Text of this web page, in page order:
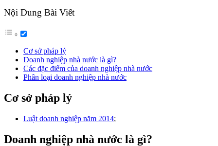
Nội Dung Bài Viết
Cơ sở pháp lý
Doanh nghiệp nhà nước là gì?
Các đặc điểm của doanh nghiệp nhà nước
Phân loại doanh nghiệp nhà nước
Cơ sở pháp lý
Luật doanh nghiệp năm 2014;
Doanh nghiệp nhà nước là gì?